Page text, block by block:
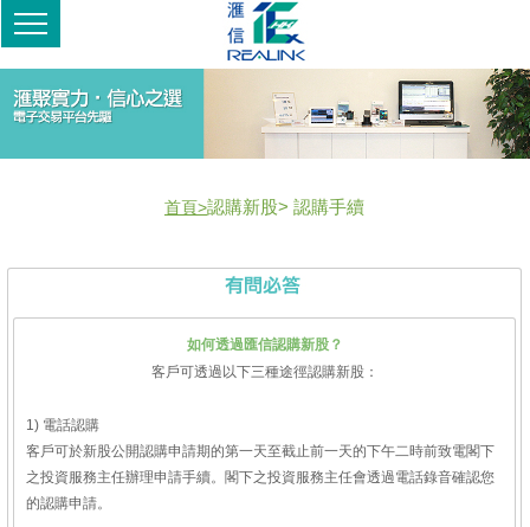
首頁>認購新股> 認購手續
如何透過匯信認購新股？
客戶可透過以下三種途徑認購新股：
1) 電話認購
客戶可於新股公開認購申請期的第一天至截止前一天的下午二時前致電閣下
之投資服務主任辦理申請手續。閣下之投資服務主任會透過電話錄音確認您
的認購申請。